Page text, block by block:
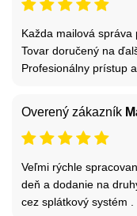
Každa mailová správa
Tovar doručený na
Profesionálny prístup
Overený zákazník
Veľmi rýchle
deň a dodanie na
cez splátkový systém .